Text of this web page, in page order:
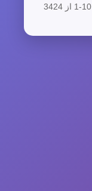
1-10 از 3424